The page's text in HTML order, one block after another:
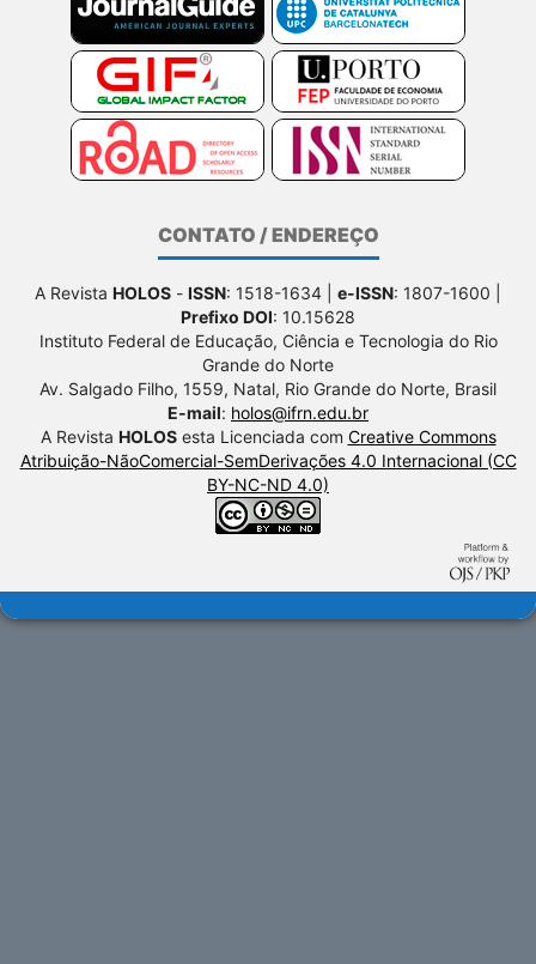
CONTATO / ENDEREÇO
A Revista HOLOS - ISSN: 1518-1634 | e-ISSN: 1807-1600 |
Prefixo DOI: 10.15628
Instituto Federal de Educação, Ciência e Tecnologia do Rio
Grande do Norte
Av. Salgado Filho, 1559, Natal, Rio Grande do Norte, Brasil
E-mail: holos@ifrn.edu.br
A Revista HOLOSesta Licenciada com Creative Commons
Atribuição-NãoComercial-SemDerivações 4.0 Internacional (CC
BY-NC-ND 4.0)